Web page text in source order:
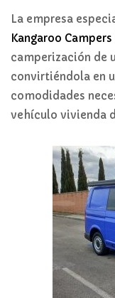
La empresa
Kangaroo Campers
camperización de
convirtiéndola en
comodidades
vehículo vivienda